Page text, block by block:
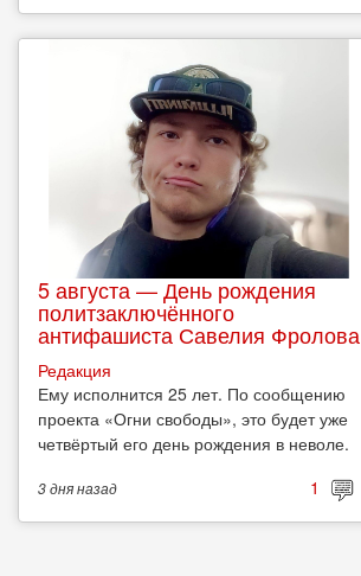
5 августа — День рождения
политзаключённого
антифашиста Савелия Фролова
Редакция
Ему исполнится 25 лет. По сообщению
проекта «Огни свободы», это будет уже
четвёртый его день рождения в неволе.
3 дняназад 1